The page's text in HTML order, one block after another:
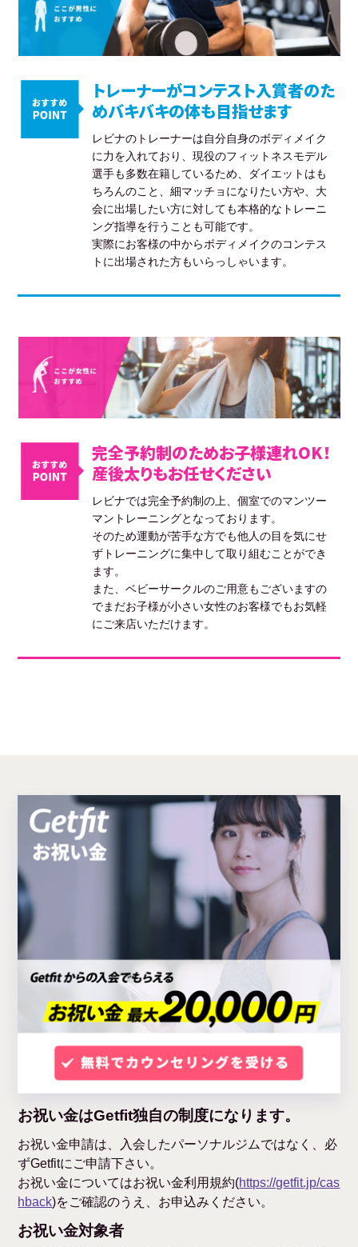
トレーナーがコンテスト入賞者のた
めバキバキの体も目指せます
レビナのトレーナーは自分自身のボディメイク
に力を入れており、現役のフィットネスモデル
選手も多数在籍しているため、ダイエットはも
ちろんのこと、細マッチョになりたい方や、大
会に出場したい方に対しても本格的なトレーニ
ング指導を行うことも可能です。
実際にお客様の中からボディメイクのコンテス
トに出場された方もいらっしゃいます。
完全予約制のためお子様連れOK！
産後太りもお任せください
レビナでは完全予約制の上、個室でのマンツー
マントレーニングとなっております。
そのため運動が苦手な方でも他人の目を気にせ
ずトレーニングに集中して取り組むことができ
ます。
また、ベビーサークルのご用意もございますの
でまだお子様が小さい女性のお客様でもお気軽
にご来店いただけます。
お祝い金はGetfit独自の制度になります。
お祝い金申請は、入会したパーソナルジムではなく、必
ずGetfitにご申請下さい。
お祝い金についてはお祝い金利用規約(https://getfit.jp/cas
hback)をご確認のうえ、お申込みください。
お祝い金対象者